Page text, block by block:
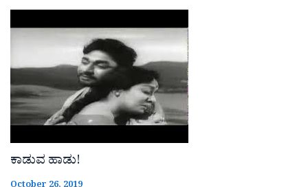
ಕಾಡುವ ಹಾಡು!